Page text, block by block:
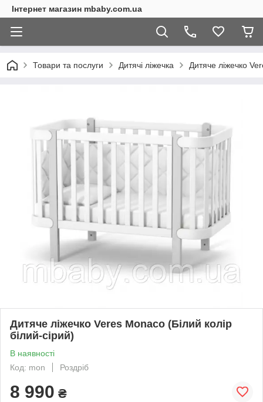
Інтернет магазин mbaby.com.ua
Товари та послуги Дитячі ліжечка Дитяче ліжечко
Дитяче ліжечко Veres Monaco (Білий колір
білий-сірий)
В наявності
Код: mon
Роздріб
8 990 ₴